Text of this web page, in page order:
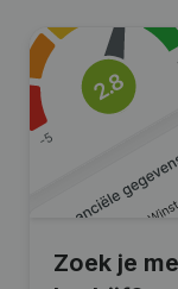
Zoek je